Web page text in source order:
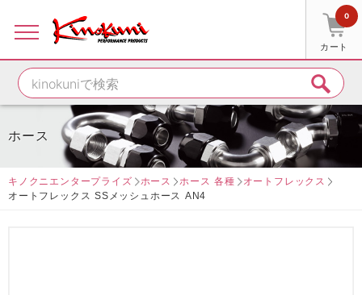
カート
0
ホース
キノクニエンタープライズ ホース ホース 各種 オートフレックス
オートフレックス SSメッシュホース AN4